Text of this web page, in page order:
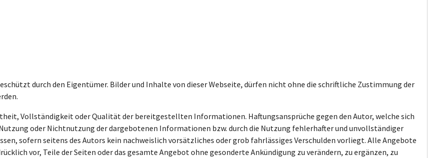
durch den Eigentümer. Bilder und Inhalte von dieser Webseite, dürfen nicht ohne die schriftliche Zustimmung der
Vollständigkeit oder Qualität der bereitgestellten Informationen. Haftungsansprüche gegen den Autor, welche sich
oder Nichtnutzung der dargebotenen Informationen bzw. durch die Nutzung fehlerhafter und unvollständiger
sofern seitens des Autors kein nachweislich vorsätzliches oder grob fahrlässiges Verschulden vorliegt. Alle Angebote
vor, Teile der Seiten oder das gesamte Angebot ohne gesonderte Ankündigung zu verändern, zu ergänzen, zu